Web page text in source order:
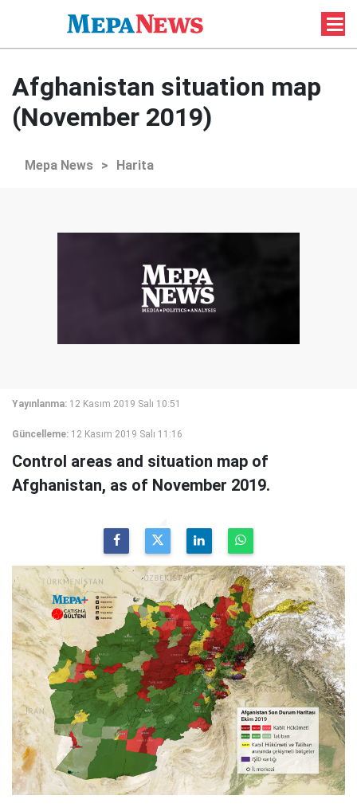
Afghanistan situation map
(November 2019)
Mepa News > Harita
Yayınlanma: 12 Kasım 2019 Salı 10:51
Güncelleme: 12 Kasım 2019 Salı 11:16
Control areas and situation map of
Afghanistan, as of November 2019.